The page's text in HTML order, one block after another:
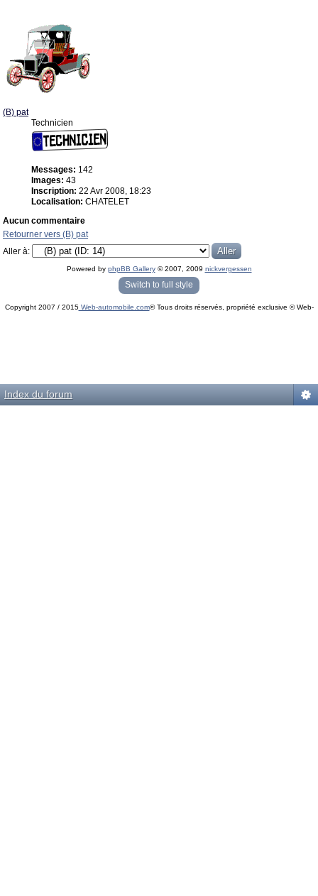
(B) pat
Technicien
Messages: 142
Images: 43
Inscription: 22 Avr 2008, 18:23
Localisation: CHATELET
Aucun commentaire
Retourner vers (B) pat
Aller à:
Powered by phpBB Gallery© 2007, 2009 nickvergessen
« phpBB Gallery » - Traduction française par
darky
Switch to full style
Copyright 2007 / 2015Web-automobile.com® Tous droits réservés, propriété exclusive © Web-
Index du forum